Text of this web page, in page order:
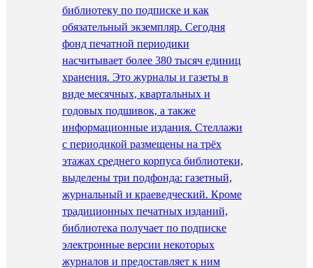
библиотеку по подписке и как
обязательный экземпляр. Сегодня
фонд печатной периодики
насчитывает более 380 тысяч единиц
хранения. Это журналы и газеты в
виде месячных, квартальных и
годовых подшивок, а также
информационные издания. Стеллажи
с периодикой размещены на трёх
этажах среднего корпуса библиотеки,
выделены три подфонда: газетный,
журнальный и краеведческий. Кроме
традиционных печатных изданий,
библиотека получает по подписке
электронные версии некоторых
журналов и предоставляет к ним